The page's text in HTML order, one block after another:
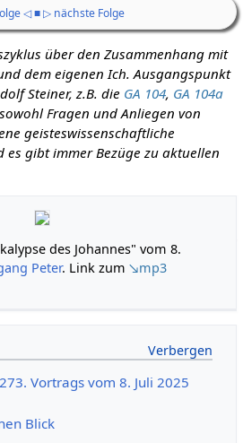
◁■▷ nächste Folge
über den Zusammenhang mit
dem eigenen Ich. Ausgangspunkt
Steiner, z.B. die GA 104, GA 104a
Fragen und Anliegen von
geisteswissenschaftliche
es gibt immer Bezüge zu aktuellen
des Johannes" vom 8.
Peter. Link zum↘mp3
Vortrags vom 8. Juli 2025
Blick